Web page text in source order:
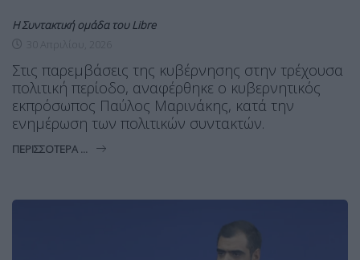
Η Συντακτική ομάδα του Libre
Στις παρεμβάσεις της κυβέρνησης στην τρέχουσα
πολιτική περίοδο, αναφέρθηκε ο κυβερνητικός
εκπρόσωπος Παύλος Μαρινάκης, κατά την
ενημέρωση των πολιτικών συντακτών.
ΠΕΡΙΣΣΌΤΕΡΑ ...